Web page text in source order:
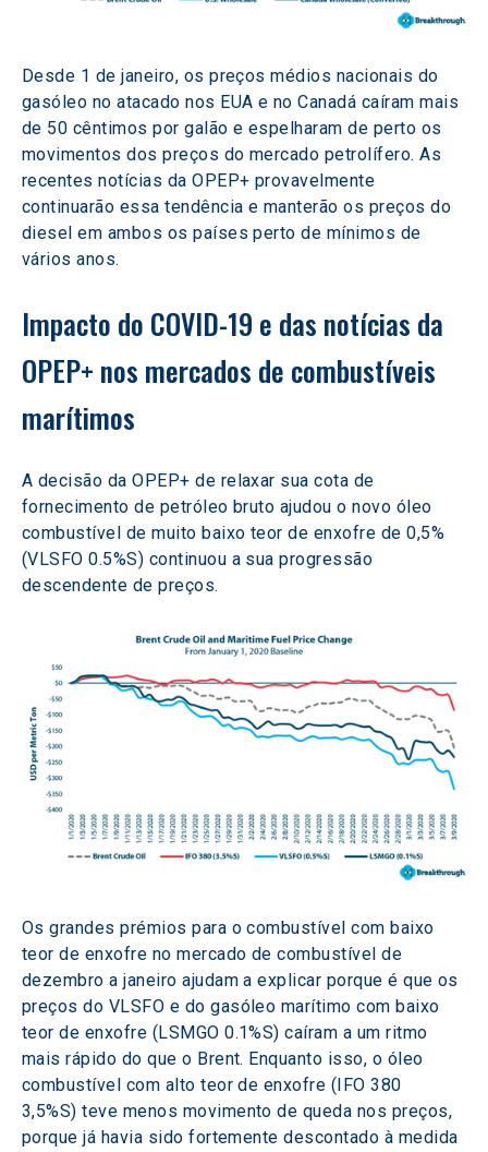
Desde 1 de janeiro, os preços médios nacionais do
gasóleo no atacado nos EUA e no Canadá caíram mais
de 50 cêntimos por galão e espelharam de perto os
movimentos dos preços do mercado petrolífero. As
recentes notícias da OPEP+ provavelmente
continuarão essa tendência e manterão os preços do
diesel em ambos os países perto de mínimos de
vários anos.
Impacto do COVID-19 e das notícias da
OPEP+ nos mercados de combustíveis
marítimos
A decisão da OPEP+ de relaxar sua cota de
fornecimento de petróleo bruto ajudou o novo óleo
combustível de muito baixo teor de enxofre de 0,5%
(VLSFO 0.5%S) continuou a sua progressão
descendente de preços.
Os grandes prémios para o combustível com baixo
teor de enxofre no mercado de combustível de
dezembro a janeiro ajudam a explicar porque é que os
preços do VLSFO e do gasóleo marítimo com baixo
teor de enxofre (LSMGO 0.1%S) caíram a um ritmo
mais rápido do que o Brent. Enquanto isso, o óleo
combustível com alto teor de enxofre (IFO 380
3,5%S) teve menos movimento de queda nos preços,
porque já havia sido fortemente descontado à medida